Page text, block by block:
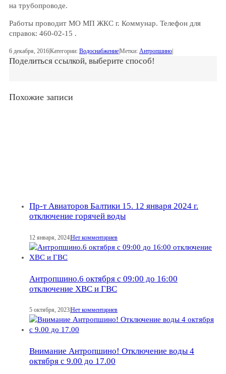
на трубопроводе.
Работы проводит МО МП ЖКС г. Коммунар. Телефон для
справок: 460-02-15 .
6 декабря, 2016|Категории: Водоснабжение|Метки: Антропшино|
Поделиться ссылкой, выберите способ!
Похожие записи
Пр-т Авиаторов Балтики 15. 12 января 2024 г.
отключение горячей воды
12 января, 2024Нет комментариев
Антропшино.6 октября с 09:00 до 16:00
отключение ХВС и ГВС
5 октября, 2023Нет комментариев
Внимание Антропшино! Отключение воды 4
октября с 9.00 до 17.00